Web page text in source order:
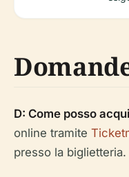
D: Come posso
online tramite
presso la biglietteria.